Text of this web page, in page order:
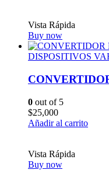
Vista Rápida
Buy now
DISPOSITIVOS
0 out of 5
$25,000
Añadir al carrito
Vista Rápida
Buy now